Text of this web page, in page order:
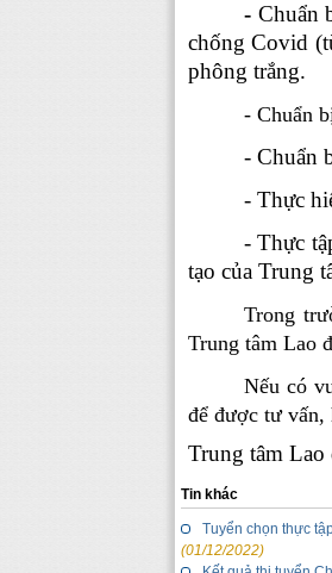
- Chuẩn
chống Covid
phông trắng.
- Chuẩn
- Chuẩn
- Thực
- Thực
tạo của Trung
Trong
Trung tâm Lao
Nếu có
để được tư vấn,
Trung tâm Lao
Tin khác
Tuyển chọn thực
(01/12/2022)